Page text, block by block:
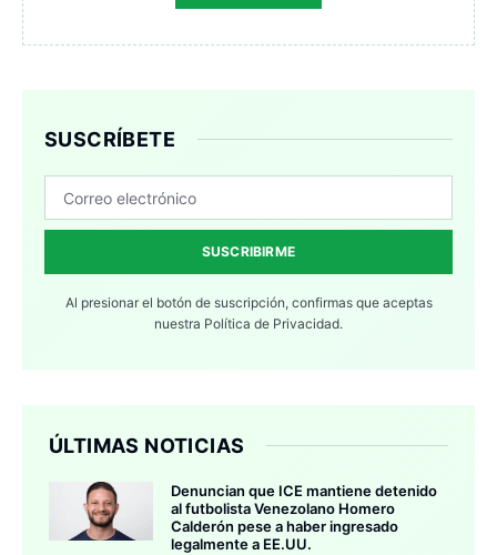
SUSCRÍBETE
SUSCRIBIRME
Al presionar el botón de suscripción, confirmas que aceptas
nuestra Política de Privacidad.
ÚLTIMAS NOTICIAS
Denuncian que ICE mantiene detenido
al futbolista Venezolano Homero
Calderón pese a haber ingresado
legalmente a EE.UU.